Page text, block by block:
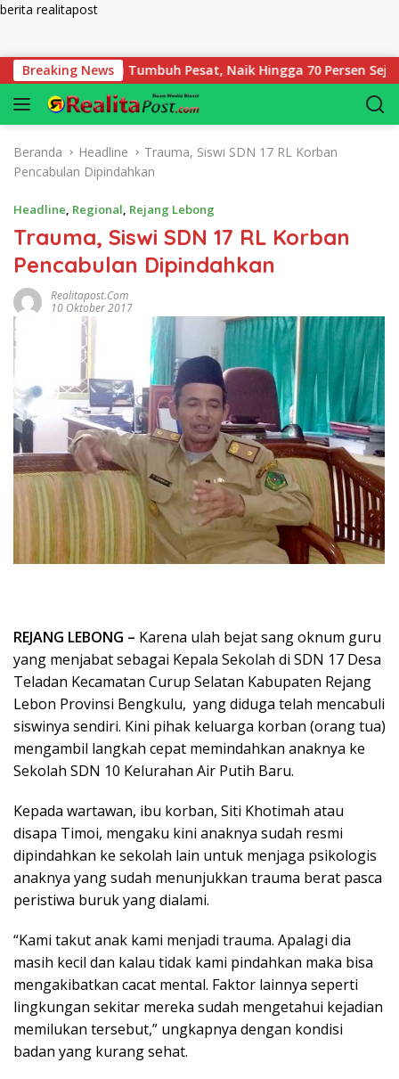
berita realitapost
Breaking News
Bengkulu Tumbuh Pesat, Naik Hingga 70 Persen Sejak
Beranda Headline
Trauma, Siswi SDN 17 RL Korban
Pencabulan Dipindahkan
Headline, Regional, Rejang Lebong
Trauma, Siswi SDN 17 RL Korban
Pencabulan Dipindahkan
Realitapost.com
10 Oktober 2017
REJANG LEBONG – Karena ulah bejat sang oknum guru
yang menjabat sebagai Kepala Sekolah di SDN 17 Desa
Teladan Kecamatan Curup Selatan Kabupaten Rejang
Lebon Provinsi Bengkulu, yang diduga telah mencabuli
siswinya sendiri. Kini pihak keluarga korban (orang tua)
mengambil langkah cepat memindahkan anaknya ke
Sekolah SDN 10 Kelurahan Air Putih Baru.
Kepada wartawan, ibu korban, Siti Khotimah atau
disapa Timoi, mengaku kini anaknya sudah resmi
dipindahkan ke sekolah lain untuk menjaga psikologis
anaknya yang sudah menunjukkan trauma berat pasca
peristiwa buruk yang dialami.
“Kami takut anak kami menjadi trauma. Apalagi dia
masih kecil dan kalau tidak kami pindahkan maka bisa
mengakibatkan cacat mental. Faktor lainnya seperti
lingkungan sekitar mereka sudah mengetahui kejadian
memilukan tersebut,” ungkapnya dengan kondisi
badan yang kurang sehat.